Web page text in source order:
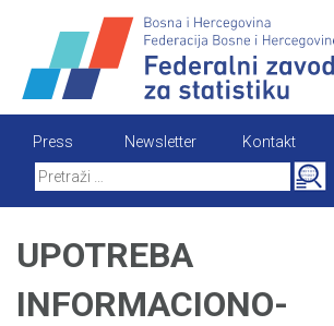
content
Press Newsletter
Kontakt
Search
for:
UPOTREBA
INFORMACIONO-